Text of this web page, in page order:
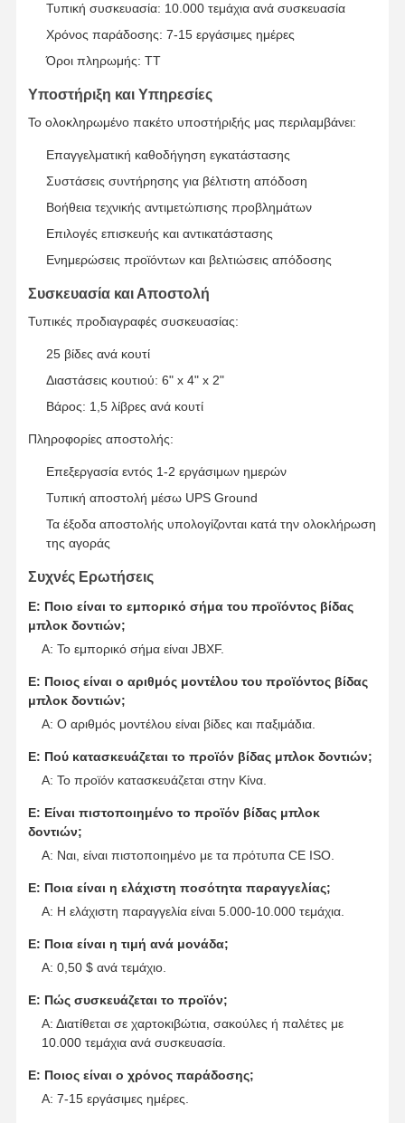
Τυπική συσκευασία: 10.000 τεμάχια ανά συσκευασία
Χρόνος παράδοσης: 7-15 εργάσιμες ημέρες
Όροι πληρωμής: TT
Υποστήριξη και Υπηρεσίες
Το ολοκληρωμένο πακέτο υποστήριξής μας περιλαμβάνει:
Επαγγελματική καθοδήγηση εγκατάστασης
Συστάσεις συντήρησης για βέλτιστη απόδοση
Βοήθεια τεχνικής αντιμετώπισης προβλημάτων
Επιλογές επισκευής και αντικατάστασης
Ενημερώσεις προϊόντων και βελτιώσεις απόδοσης
Συσκευασία και Αποστολή
Τυπικές προδιαγραφές συσκευασίας:
25 βίδες ανά κουτί
Διαστάσεις κουτιού: 6" x 4" x 2"
Βάρος: 1,5 λίβρες ανά κουτί
Πληροφορίες αποστολής:
Επεξεργασία εντός 1-2 εργάσιμων ημερών
Τυπική αποστολή μέσω UPS Ground
Τα έξοδα αποστολής υπολογίζονται κατά την ολοκλήρωση
της αγοράς
Συχνές Ερωτήσεις
Ε: Ποιο είναι το εμπορικό σήμα του προϊόντος βίδας
μπλοκ δοντιών;
Α: Το εμπορικό σήμα είναι JBXF.
Ε: Ποιος είναι ο αριθμός μοντέλου του προϊόντος βίδας
μπλοκ δοντιών;
Α: Ο αριθμός μοντέλου είναι βίδες και παξιμάδια.
Ε: Πού κατασκευάζεται το προϊόν βίδας μπλοκ δοντιών;
Α: Το προϊόν κατασκευάζεται στην Κίνα.
Ε: Είναι πιστοποιημένο το προϊόν βίδας μπλοκ
δοντιών;
Α: Ναι, είναι πιστοποιημένο με τα πρότυπα CE ISO.
Ε: Ποια είναι η ελάχιστη ποσότητα παραγγελίας;
Α: Η ελάχιστη παραγγελία είναι 5.000-10.000 τεμάχια.
Ε: Ποια είναι η τιμή ανά μονάδα;
Α: 0,50 $ ανά τεμάχιο.
Ε: Πώς συσκευάζεται το προϊόν;
Α: Διατίθεται σε χαρτοκιβώτια, σακούλες ή παλέτες με
10.000 τεμάχια ανά συσκευασία.
Ε: Ποιος είναι ο χρόνος παράδοσης;
Α: 7-15 εργάσιμες ημέρες.